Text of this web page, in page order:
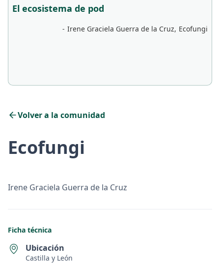
Volver a la comunidad
Ecofungi
Irene Graciela Guerra de la Cruz
Ficha técnica
Ubicación
Castilla y León
El ecosistema de pod
- Irene Graciela Guerra de la Cruz, Ecofungi